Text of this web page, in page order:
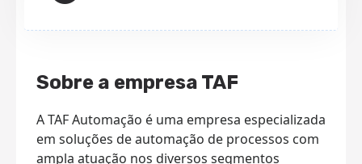
Sobre a empresa TAF
A TAF Automação é uma empresa especializada
em soluções de automação de processos com
ampla atuação nos diversos segmentos